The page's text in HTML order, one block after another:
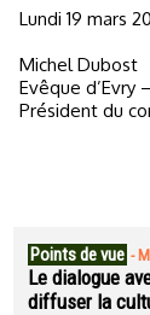
Lundi 19 mars
Michel Dubost
Evêque d’Evry
Président du
Points de vue -
Le dialogue
diffuser la